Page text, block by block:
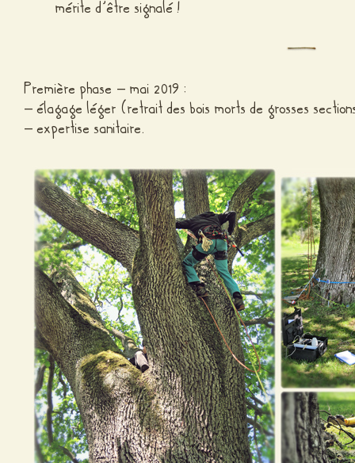
mérite d’être signalé !
Première phase – mai 2019 :
– élagage léger (retrait des bois morts de grosses
– expertise sanitaire.